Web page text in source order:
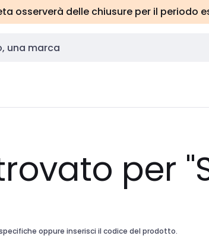
osserverà delle chiusure per il periodo
per
oppure inserisci il codice del prodotto.